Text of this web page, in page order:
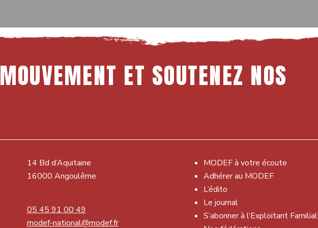
MOUVEMENT ET SOUTENEZ NOS
14 Bd d’Aquitaine
16000 Angoulême
05 45 91 00 49
modef-national@modef.fr
MODEF à votre écoute
Adhérer au MODEF
L’édito
Le journal
S’abonner à l’Exploitant Familial